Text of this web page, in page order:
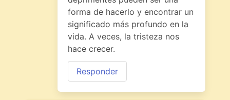
forma de hacerlo y encontrar un
significado más profundo en la
vida. A veces, la tristeza nos
hace crecer.
Responder